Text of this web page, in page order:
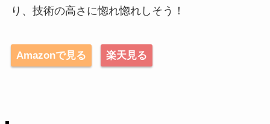
り、技術の高さに惚れ惚れしそう！
Amazonで見る 楽天見る